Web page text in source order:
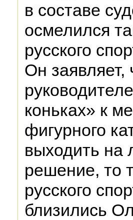
в составе
осмелился
русского
Он заявляет,
коньках» к
фигурного
выходить на
решение, то
русского
близились